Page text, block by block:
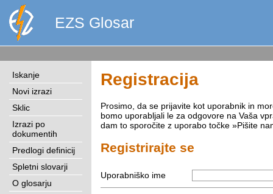
EZS Glosar
Iskanje
Novi izrazi
Sklic
Izrazi po
dokumentih
Predlogi definicij
Spletni slovarji
O glosarju
Registracija
Prosimo, da se prijavite kot uporabnik in
bomo uporabljali le za odgovore na Vaša
dam to sporočite z uporabo točke »Pišite
Registrirajte se
Uporabniško ime